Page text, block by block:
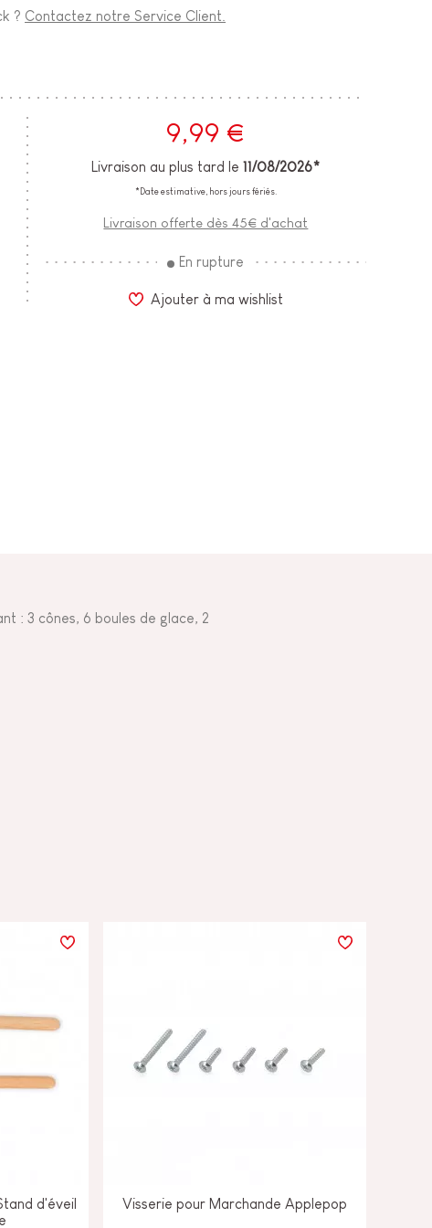
? Contactez notre Service Client.
9,99 €
Livraison au plus tard le11/08/2026*
*Date estimative, hors jours fériés.
Livraison offerte dès 45€ d'achat
En rupture
Ajouter à ma wishlist
: 3 cônes, 6 boules de glace, 2
d'éveil
Visserie pour Marchande Applepop